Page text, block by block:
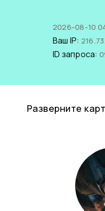
2026-08-10
Ваш IP:
ID запроса:
Разверните